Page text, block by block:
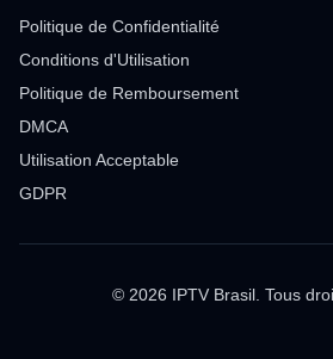
Politique de Confidentialité
Conditions d'Utilisation
Politique de Remboursement
DMCA
Utilisation Acceptable
GDPR
© 2026 IPTV Brasil. Tous